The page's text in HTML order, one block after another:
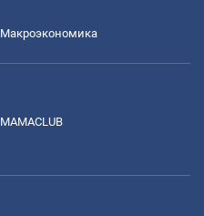
Mакроэкономика
MAMACLUB